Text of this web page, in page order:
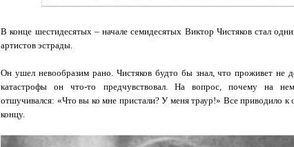
В конце шестидесятых – начале семидесятых Виктор Чистяков стал
артистов эстрады.
Он ушел невообразим рано. Чистяков будто бы знал, что проживет не
катастрофы он что-то предчувствовал. На вопрос, почему на
отшучивался: «Что вы ко мне пристали? У меня траур!» Все приводило к
концу.